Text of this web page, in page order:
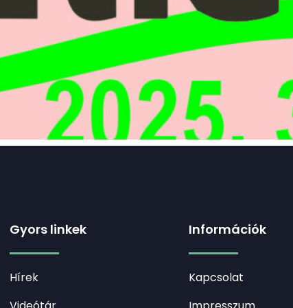
Gyors linkek
Hírek
Információk
Kapcsolat